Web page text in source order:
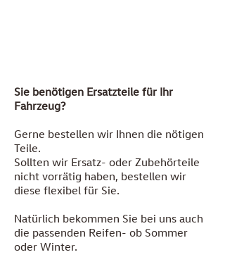
Sie benötigen Ersatzteile für Ihr
Fahrzeug?
Gerne bestellen wir Ihnen die nötigen
Teile.
Sollten wir Ersatz- oder Zubehörteile
nicht vorrätig haben, bestellen wir
diese flexibel für Sie.
Natürlich bekommen Sie bei uns auch
die passenden Reifen- ob Sommer
oder Winter.